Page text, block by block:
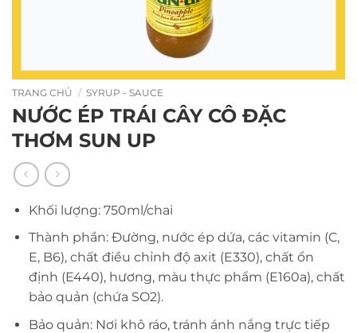
TRANG CHỦ / SYRUP - SAUCE
NƯỚC ÉP TRÁI CÂY CÔ ĐẶC
THƠM SUN UP
Khối lượng: 750ml/chai
Thành phần: Đường, nước ép dứa, các vitamin (C,
E, B6), chất điều chỉnh độ axit (E330), chất ổn
định (E440), hương, màu thực phẩm (E160a), chất
bảo quản (chứa SO2).
Bảo quản: Nơi khô ráo, tránh ánh nắng trực tiếp